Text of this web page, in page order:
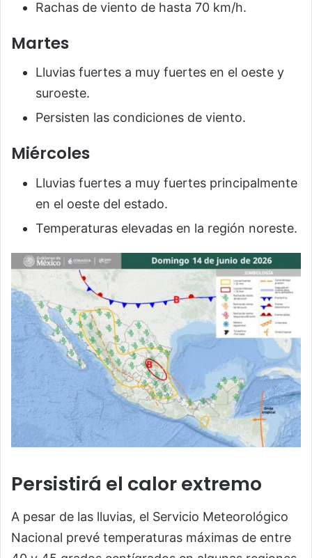
Rachas de viento de hasta 70 km/h.
Martes
Lluvias fuertes a muy fuertes en el oeste y
suroeste.
Persisten las condiciones de viento.
Miércoles
Lluvias fuertes a muy fuertes principalmente
en el oeste del estado.
Temperaturas elevadas en la región noreste.
Persistirá el calor extremo
A pesar de las lluvias, el Servicio Meteorológico
Nacional prevé temperaturas máximas de entre